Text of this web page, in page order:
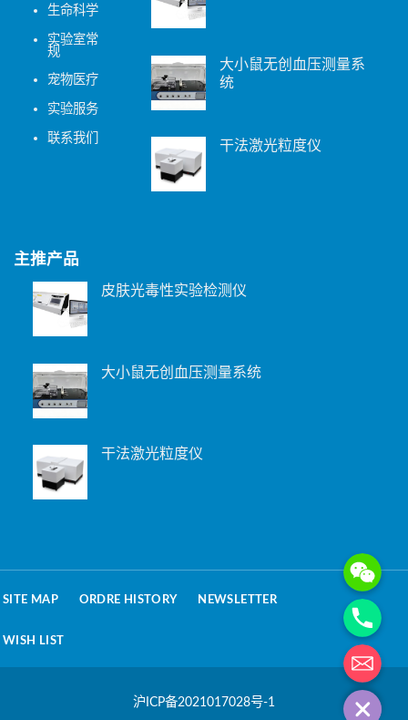
生命科学
实验室常
规
宠物医疗
实验服务
联系我们
大小鼠无创血压测量系
统
干法激光粒度仪
主推产品
皮肤光毒性实验检测仪
大小鼠无创血压测量系统
干法激光粒度仪
SITE MAP ORDRE HISTORY NEWSLETTER
WISH LIST
沪ICP备2021017028号-1
WeChat:
Phone
电子邮箱地址